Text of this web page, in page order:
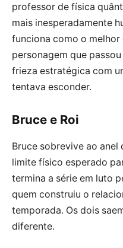
professor de física
mais inesperadamente
funciona como o
personagem que
frieza estratégica com
tentava esconder.
Bruce e Roi
Bruce sobrevive ao
limite físico esperado
termina a série em luto
quem construiu o
temporada. Os dois
diferente.